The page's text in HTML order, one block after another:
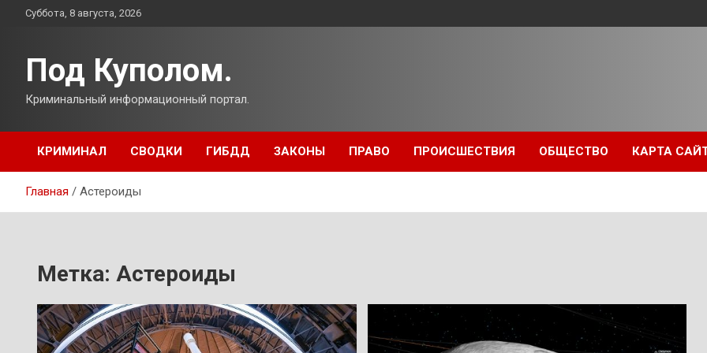
ПерейтиСуббота, 8 августа, 2026
Под Куполом.
Криминальный информационный портал.
КРИМИНАЛ СВОДКИ ГИБДД ЗАКОНЫ ПРАВО ПРОИСШЕСТВИЯ ОБЩЕСТВО КАРТА
Главная Астероиды
Метка: Астероиды